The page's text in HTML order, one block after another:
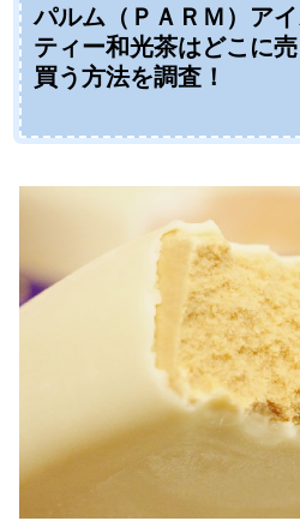
パルム（ＰＡＲＭ）ア
ティー和光茶はどこに
買う方法を調査！